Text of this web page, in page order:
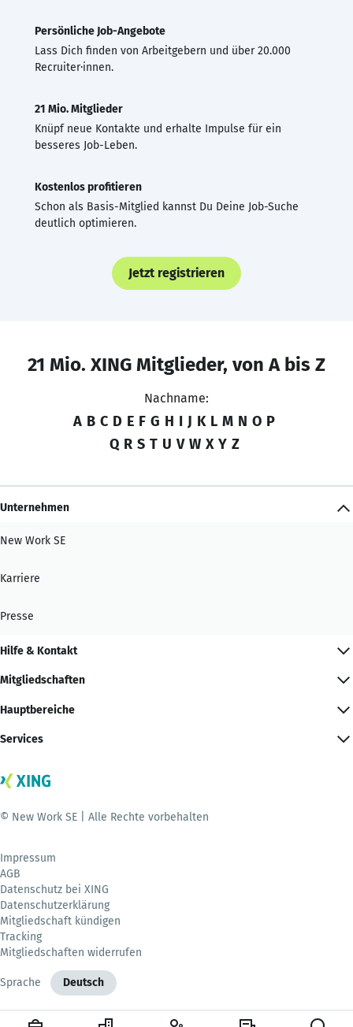
Persönliche Job-Angebote
Lass Dich finden von Arbeitgebern und über 20.000
Recruiter·innen.
21 Mio. Mitglieder
Knüpf neue Kontakte und erhalte Impulse für ein
besseres Job-Leben.
Kostenlos profitieren
Schon als Basis-Mitglied kannst Du Deine Job-Suche
deutlich optimieren.
Jetzt registrieren
21 Mio. XING Mitglieder, von A bis Z
Nachname:
A B C D E F G H I J K L M N O P
Q R S T U V W X Y Z
Unternehmen
New Work SE
Karriere
Presse
Hilfe & Kontakt
Mitgliedschaften
Hauptbereiche
Services
© New Work SE | Alle Rechte vorbehalten
Impressum
AGB
Datenschutz bei XING
Datenschutzerklärung
Mitgliedschaft kündigen
Tracking
Mitgliedschaften widerrufen
Sprache Deutsch